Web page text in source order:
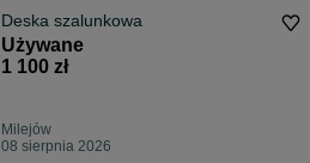
Deska szalunkowa
Używane
1 100 zł
Milejów
08 sierpnia 2026